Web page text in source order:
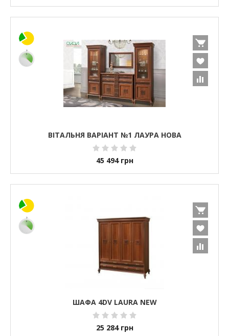
ВІТАЛЬНЯ ВАРІАНТ №1 ЛАУРА НОВА
45 494 грн
ШАФА 4DV LAURA NEW
25 284 грн